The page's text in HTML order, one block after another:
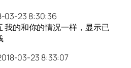
03-23 8:30:36
我的和你的情况一样，显示已
03-23 8:33:07